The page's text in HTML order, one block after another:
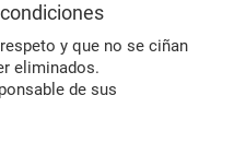
y que no se ciñan
eliminados.
de sus